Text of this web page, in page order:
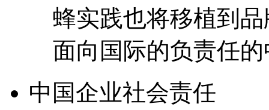
蜂实践也将移植到
面向国际的负责任
中国企业社会责任